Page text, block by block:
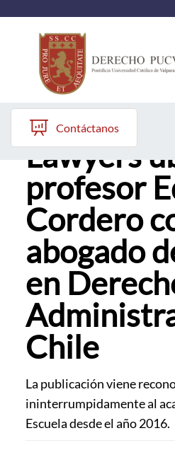
Quiénes somos
Estudiantes y Admisión
Postgrados y Formación Continua
Investigación y Biblioteca
Vinculación con el Medio y Alumni
Contáctanos
Ranking
Lawyers
profesor
Cordero
abogado
en
Chile
La publicación viene
ininterrumpidamente al
Escuela desde el año 2016.